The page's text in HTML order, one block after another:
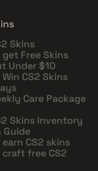
Skins
Free Skins
Under $10
CS2 Skins
Care Package
Skins Inventory
Guide
CS2 skins
free CS2